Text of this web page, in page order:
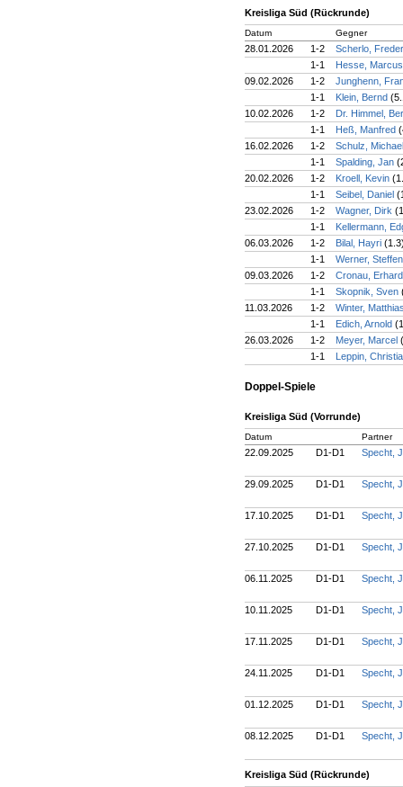
Kreisliga Süd (Rückrunde)
Datum Gegner
28.01.2026 1-2
Scherlo,
1-1
Hesse,
09.02.2026
1-2
Junghenn,
1-1
Klein, Bernd
10.02.2026
1-2
Dr. Himmel,
1-1
Heß, Manfred
16.02.2026
1-2
Schulz,
1-1
Spalding, Jan
20.02.2026
1-2 Kroell, Kevin
1-1
Seibel, Daniel
23.02.2026
1-2 Wagner, Dirk
1-1
Kellermann,
06.03.2026
1-2 Bilal, Hayri
1-1
Werner,
09.03.2026
1-2
Cronau,
1-1
Skopnik, Sven
11.03.2026
1-2
Winter,
1-1
Edich, Arnold
26.03.2026
1-2 Meyer, Marcel
1-1
Leppin,
Doppel-Spiele
Kreisliga Süd (Vorrunde)
Datum Partner
22.09.2025 D1-D1 Specht,
29.09.2025 D1-D1 Specht,
17.10.2025 D1-D1 Specht,
27.10.2025 D1-D1 Specht,
06.11.2025 D1-D1 Specht,
10.11.2025 D1-D1 Specht,
17.11.2025 D1-D1 Specht,
24.11.2025 D1-D1 Specht,
01.12.2025 D1-D1 Specht,
08.12.2025 D1-D1 Specht,
Kreisliga Süd (Rückrunde)